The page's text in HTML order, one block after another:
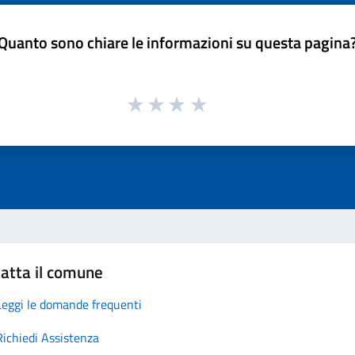
sono chiare le informazioni su questa
il comune
le domande frequenti
Assistenza